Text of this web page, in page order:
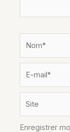
mail*
Enregistrer